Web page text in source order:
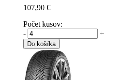
107,90 €
Počet kusov:
-
+
Do košíka